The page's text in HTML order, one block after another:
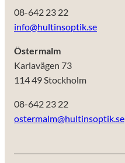
08-642 23 22
info@hultinsoptik.se
Östermalm
Karlavägen 73
114 49 Stockholm
08-642 23 22
ostermalm@hultinsoptik.se
går inte att